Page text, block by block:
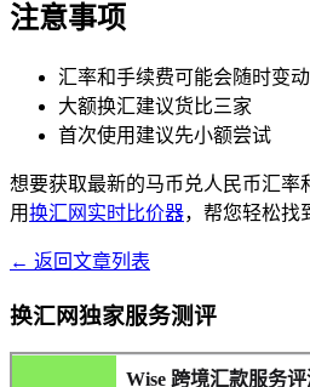
注意事项
汇率和手续费可能会随时变动
大额换汇建议货比三家
首次使用建议先小额尝试
想要获取最新的马币兑人民币汇率
用换汇网实时比价器，帮您轻松找
← 返回文章列表
换汇网独家服务测评